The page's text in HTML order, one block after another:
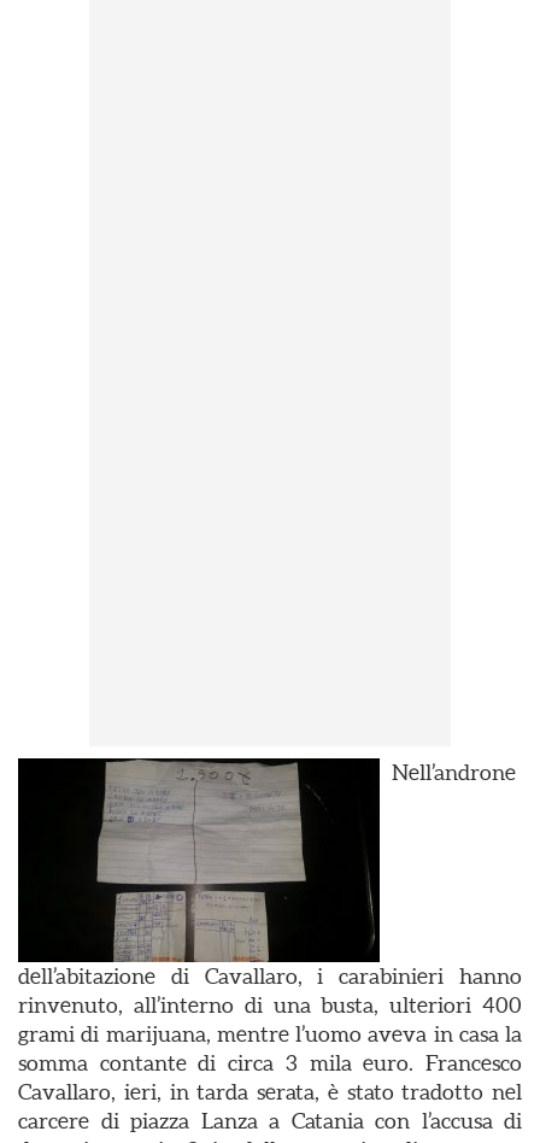
Nell’androne
dell’abitazione di Cavallaro, i carabinieri hanno
rinvenuto, all’interno di una busta, ulteriori 400
grami di marijuana, mentre l’uomo aveva in casa la
somma contante di circa 3 mila euro. Francesco
Cavallaro, ieri, in tarda serata, è stato tradotto nel
carcere di piazza Lanza a Catania con l’accusa di